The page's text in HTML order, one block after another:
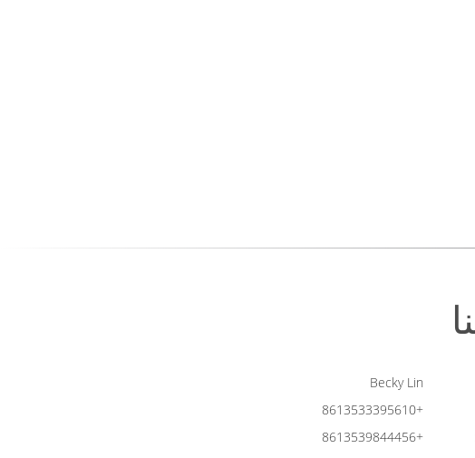
+8613533395610
+8613539844456